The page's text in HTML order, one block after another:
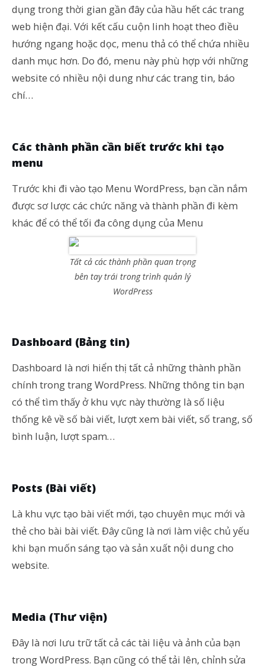
dụng trong thời gian gần đây của hầu hết các trang
web hiện đại. Với kết cấu cuộn linh hoạt theo điều
hướng ngang hoặc dọc, menu thả có thể chứa nhiều
danh mục hơn. Do đó, menu này phù hợp với những
website có nhiều nội dung như các trang tin, báo
chí…
Các thành phần cần biết trước khi tạo
menu
Trước khi đi vào tạo Menu WordPress, bạn cần nắm
được sơ lược các chức năng và thành phần đi kèm
khác để có thể tối đa công dụng của Menu
Tất cả các thành phần quan trọng
bên tay trái trong trình quản lý
WordPress
Dashboard (Bảng tin)
Dashboard là nơi hiển thị tất cả những thành phần
chính trong trang WordPress. Những thông tin bạn
có thể tìm thấy ở khu vực này thường là số liệu
thống kê về số bài viết, lượt xem bài viết, số trang, số
bình luận, lượt spam…
Posts (Bài viết)
Là khu vực tạo bài viết mới, tạo chuyên mục mới và
thẻ cho bài bài viết. Đây cũng là nơi làm việc chủ yếu
khi bạn muốn sáng tạo và sản xuất nội dung cho
website.
Media (Thư viện)
Đây là nơi lưu trữ tất cả các tài liệu và ảnh của bạn
trong WordPress. Bạn cũng có thể tải lên, chỉnh sửa